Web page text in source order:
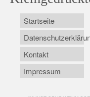
Startseite
Kontakt
Impressum